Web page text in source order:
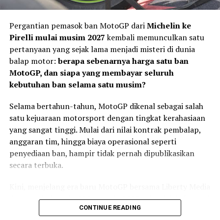
akan menyelesaikan kontrak bersama Tech3 KTM
hingga akhir musim,” ujar Vinales.
Pol Espargaro Hanya Jadi Pengganti
Sementara
Absennya Vinales di seri berikutnya memang membuat
bersama Tech3 KTM.
Pergantian pemasok ban MotoGP dariMichelin ke
Pirelli mulai musim 2027kembali memunculkan satu
pertanyaan yang sejak lama menjadi misteri di dunia
balap motor:berapa sebenarnya harga satu ban
MotoGP, dan siapa yang membayar seluruh
kebutuhan ban selama satu musim?
Selama bertahun-tahun, MotoGP dikenal sebagai salah
satu kejuaraan motorsport dengan tingkat kerahasiaan
yang sangat tinggi. Mulai dari nilai kontrak pembalap,
anggaran tim, hingga biaya operasional seperti
penyediaan ban, hampir tidak pernah dipublikasikan
secara terbuka.
dan regulasi mesin 850 cc pada 2027, sejumlah informasi
CONTINUE READING